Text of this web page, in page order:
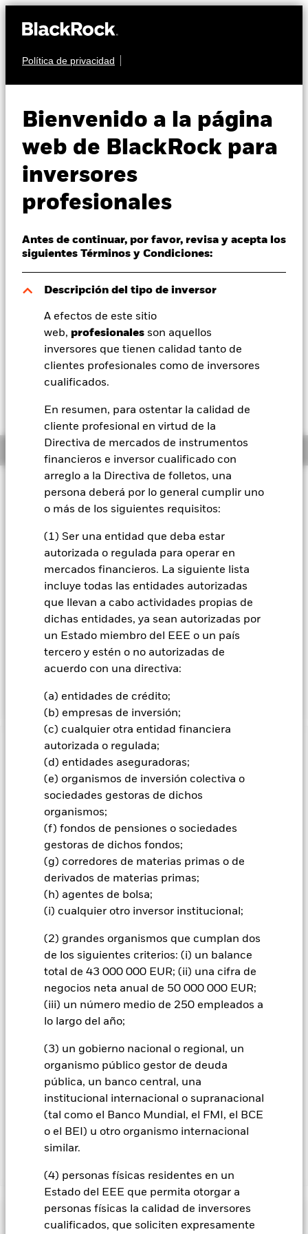
Política de privacidad
Bienvenido a la página
web de BlackRock para
inversores
profesionales
Antes de continuar, por favor, revisa y acepta los
siguientes Términos y Condiciones:
Descripción del tipo de inversor
A efectos de este sitio
web, profesionales son aquellos
inversores que tienen calidad tanto de
clientes profesionales como de inversores
cualificados.
En resumen, para ostentar la calidad de
cliente profesional en virtud de la
Directiva de mercados de instrumentos
financieros e inversor cualificado con
arreglo a la Directiva de folletos, una
persona deberá por lo general cumplir uno
o más de los siguientes requisitos:
(1) Ser una entidad que deba estar
autorizada o regulada para operar en
mercados financieros. La siguiente lista
incluye todas las entidades autorizadas
que llevan a cabo actividades propias de
dichas entidades, ya sean autorizadas por
un Estado miembro del EEE o un país
tercero y estén o no autorizadas de
acuerdo con una directiva:
(a) entidades de crédito;
(b) empresas de inversión;
(c) cualquier otra entidad financiera
autorizada o regulada;
(d) entidades aseguradoras;
(e) organismos de inversión colectiva o
sociedades gestoras de dichos
organismos;
(f) fondos de pensiones o sociedades
gestoras de dichos fondos;
(g) corredores de materias primas o de
derivados de materias primas;
(h) agentes de bolsa;
(i) cualquier otro inversor institucional;
(2) grandes organismos que cumplan dos
de los siguientes criterios: (i) un balance
total de 43 000 000 EUR; (ii) una cifra de
negocios neta anual de 50 000 000 EUR;
(iii) un número medio de 250 empleados a
lo largo del año;
(3) un gobierno nacional o regional, un
organismo público gestor de deuda
pública, un banco central, una
institucional internacional o supranacional
(tal como el Banco Mundial, el FMI, el BCE
o el BEI) u otro organismo internacional
similar.
(4) personas físicas residentes en un
Estado del EEE que permita otorgar a
personas físicas la calidad de inversores
cualificados, que soliciten expresamente
Perspectivas
Visión de mercado
Educación
Profesionales
España
Change location
BlackRock
iShares
Nuestra compañía
Fund
Valor liquidativo a 07 ago 2026
EUR 11,36
EUR 0,02 (0,18%)
Filosofía de inversión
Global Allocation Fund trata de maximizar la rentabilidad
variable, deuda y corto plazo de emisores corporativos y
públicos, sin límites establecidos. En condiciones normales
activos totales en los valores de emisores corporativos y
públicos. Por lo general, el Fondo tratará de invertir en
valores que, en opinión del Asesor de Inversiones, estén
infravalorados. El Fondo también podrá invertir en los valores
de renta variable de empresas de crecimiento pequeñas y
cartera de deuda en valores mobiliarios de renta fija de alto
rendimiento. La exposición a divisas se gestiona de forma
INFORMACIÓN IMPORTANTE: Capital en Riesgo.
de las inversiones y los ingresos derivados de ellas pueden
subir o bajar, y no están garantizados. Es posible que los
inversores no recuperen la cantidad invertida originalmente.
Todas las clases de acciones con cobertura de divisas de este
fondo utilizan derivados para cubrir el riesgo de divisas. El
uso de derivados para una clase de acciones podría conllevar
un posible riesgo de contagio (también denominado «spill-
over») a otras clases de acciones del fondo. La sociedad
gestora del fondo se asegurará de que se dispone de los
procedimientos adecuados para minimizar el riesgo de
contagio a otras clases de acciones. En el menú desplegable
listado de todas las clases de acciones del fondo: las clases de
acciones con cobertura de divisas se identifican mediante la
palabra «Hedged» en su nombre. Además, el listado
completo de todas las clases de acciones con cobertura de
divisas está disponible mediante solicitud a la sociedad
gestora del fondo.
para reducir los gastos, el propio Fondo percibirá el 62,5% de
los ingresos asociadas que se generen, y el 37,5% restante se
recibirá por BlackRock en calidad de agente de préstamo de
valores. Debido a que el reparto de los ingresos por préstamos
de valores no incrementa los costes de funcionamiento del
Fondo, esto ha quedado excluido de los gastos corrientes.
BGF Global Allocation Fund
Rentabilidad